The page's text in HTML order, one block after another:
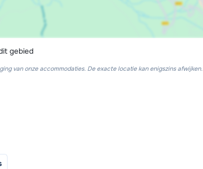
gebied
van onze accommodaties. De exacte locatie kan enigszins afwijken.